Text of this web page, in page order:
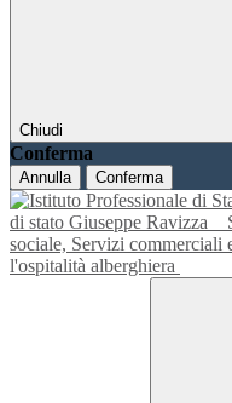
Chiudi
Conferma
Annulla Conferma
di stato Giuseppe Ravizza
sociale, Servizi commerciali
l'ospitalità alberghiera